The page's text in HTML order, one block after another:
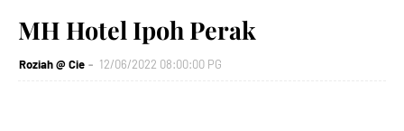
MH Hotel Ipoh Perak
Roziah @ Cie 12/06/2022 08:00:00 PG